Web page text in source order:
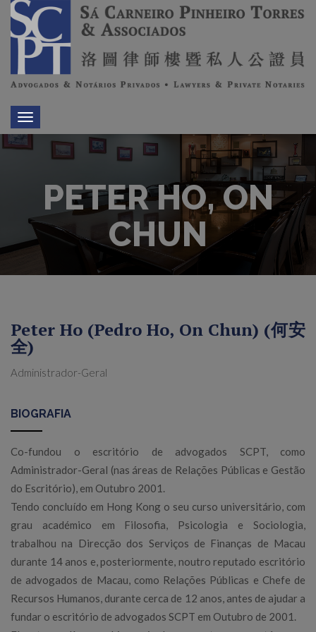
Toggle
navigation
PETER HO, ON
CHUN
Peter Ho (Pedro Ho, On Chun) (何安
全)
Administrador-Geral
BIOGRAFIA
Co-fundou o escritório de advogados SCPT, como
Administrador-Geral (nas áreas de Relações Públicas e Gestão
do Escritório), em Outubro 2001.
Tendo concluído em Hong Kong o seu curso universitário, com
grau académico em Filosofia, Psicologia e Sociologia,
trabalhou na Direcção dos Serviços de Finanças de Macau
durante 14 anos e, posteriormente, noutro reputado escritório
de advogados de Macau, como Relações Públicas e Chefe de
Recursos Humanos, durante cerca de 12 anos, antes de ajudar a
fundar o escritório de advogados SCPT em Outubro de 2001.